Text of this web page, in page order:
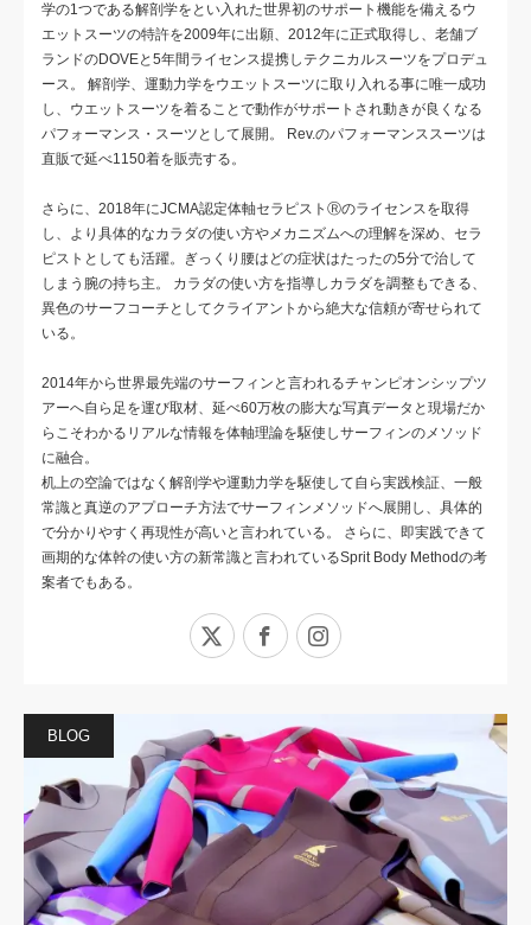
学の1つである解剖学をとい入れた世界初のサポート機能を備えるウ
エットスーツの特許を2009年に出願、2012年に正式取得し、老舗ブ
ランドのDOVEと5年間ライセンス提携しテクニカルスーツをプロデュ
ース。 解剖学、運動力学をウエットスーツに取り入れる事に唯一成功
し、ウエットスーツを着ることで動作がサポートされ動きが良くなる
パフォーマンス・スーツとして展開。 Rev.のパフォーマンススーツは
直販で延べ1150着を販売する。
さらに、2018年にJCMA認定体軸セラピストⓇのライセンスを取得
し、より具体的なカラダの使い方やメカニズムへの理解を深め、セラ
ピストとしても活躍。ぎっくり腰はどの症状はたったの5分で治して
しまう腕の持ち主。 カラダの使い方を指導しカラダを調整もできる、
異色のサーフコーチとしてクライアントから絶大な信頼が寄せられて
いる。
2014年から世界最先端のサーフィンと言われるチャンピオンシップツ
アーへ自ら足を運び取材、延べ60万枚の膨大な写真データと現場だか
らこそわかるリアルな情報を体軸理論を駆使しサーフィンのメソッド
に融合。
机上の空論ではなく解剖学や運動力学を駆使して自ら実践検証、一般
常識と真逆のアプローチ方法でサーフィンメソッドへ展開し、具体的
で分かりやすく再現性が高いと言われている。 さらに、即実践できて
画期的な体幹の使い方の新常識と言われているSprit Body Methodの考
案者でもある。
Facebook
BLOG